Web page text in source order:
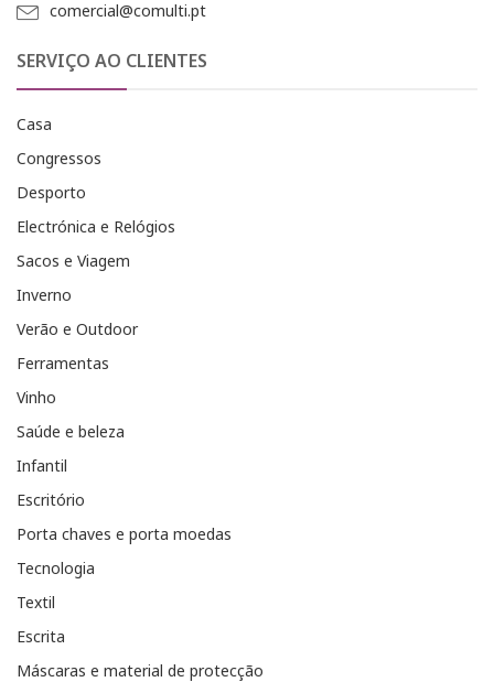
comercial@comulti.pt
SERVIÇO AO CLIENTES
Casa
Congressos
Desporto
Electrónica e Relógios
Sacos e Viagem
Inverno
Verão e Outdoor
Ferramentas
Vinho
Saúde e beleza
Infantil
Escritório
Porta chaves e porta moedas
Tecnologia
Textil
Escrita
Máscaras e material de protecção